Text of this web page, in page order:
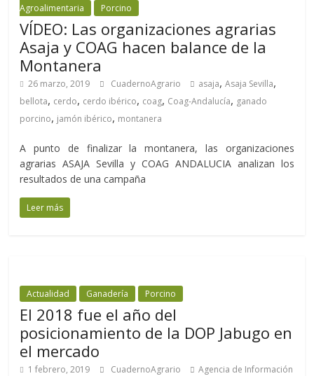
Agroalimentaria Porcino
VÍDEO: Las organizaciones agrarias
Asaja y COAG hacen balance de la
Montanera
26 marzo, 2019 CuadernoAgrario asaja,Asaja Sevilla,
bellota, cerdo, cerdo ibérico, coag, Coag-Andalucía, ganado
porcino, jamón ibérico, montanera
A punto de finalizar la montanera, las organizaciones
agrarias ASAJA Sevilla y COAG ANDALUCIA analizan los
resultados de una campaña
Leer más
Actualidad Ganadería Porcino
El 2018 fue el año del
posicionamiento de la DOP Jabugo en
el mercado
1 febrero, 2019 CuadernoAgrario
Agencia de Información